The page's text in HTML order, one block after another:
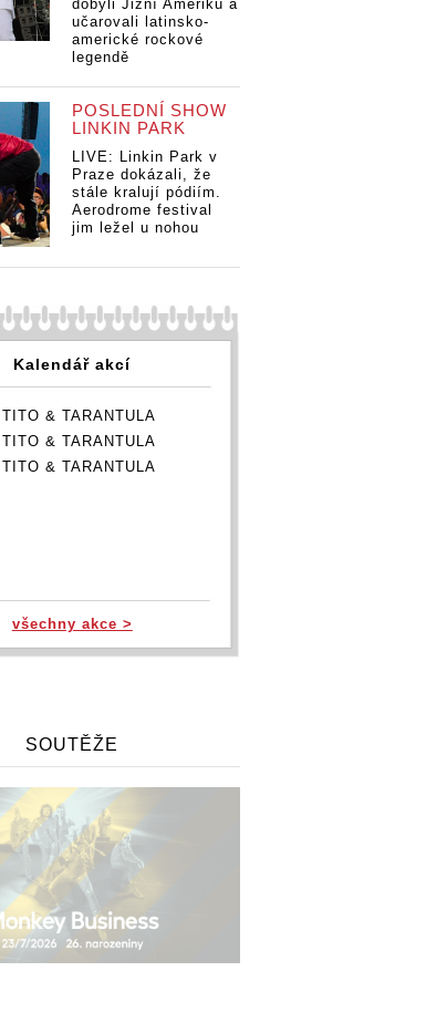
investigativní
písničkářka
dobyli Jižní Ameriku a
učarovali latinsko-
americké rockové
legendě
POSLEDNÍ SHOW
LINKIN PARK
LIVE: Linkin Park v
Praze dokázali, že
stále kralují pódiím.
Aerodrome festival
jim ležel u nohou
Kalendář akcí
TITO & TARANTULA
TITO & TARANTULA
TITO & TARANTULA
všechny akce >
SOUTĚŽE